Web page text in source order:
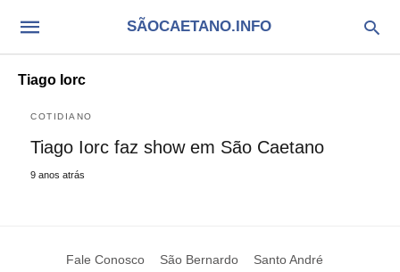
SÃOCAETANO.INFO
Tiago Iorc
COTIDIANO
Tiago Iorc faz show em São Caetano
9 anos atrás
Fale Conosco São Bernardo Santo André